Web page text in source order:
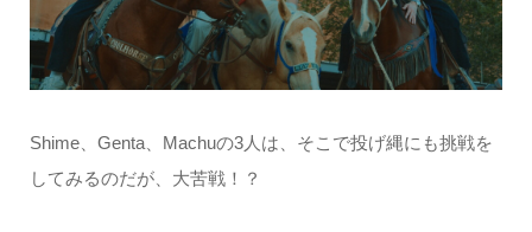
Shime、Genta、Machuの3人は、そこで投げ縄にも挑戦を
してみるのだが、大苦戦！？